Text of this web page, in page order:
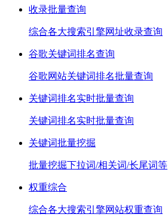
收录批量查询
综合各大搜索引擎网址收录查询
谷歌关键词排名查询
谷歌网站关键词排名批量查询
关键词排名实时批量查询
关键词排名实时批量查询
关键词批量挖掘
批量挖掘下拉词/相关词/长尾词等
权重综合
综合各大搜索引擎网站权重查询